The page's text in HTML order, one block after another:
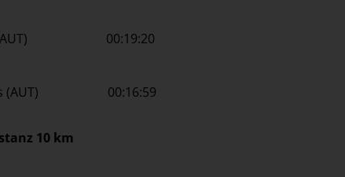
(AUT) 00:19:20
(AUT) 00:16:59
10 km